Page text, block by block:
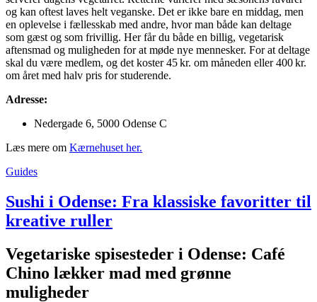
og kan oftest laves helt veganske. Det er ikke bare en middag, men
en oplevelse i fællesskab med andre, hvor man både kan deltage
som gæst og som frivillig. Her får du både en billig, vegetarisk
aftensmad og muligheden for at møde nye mennesker. For at deltage
skal du være medlem, og det koster 45 kr. om måneden eller 400 kr.
om året med halv pris for studerende.
Adresse:
Nedergade 6, 5000 Odense C
Læs mere om Kærnehuset her.
Guides
Sushi i Odense: Fra klassiske favoritter til
kreative ruller
Vegetariske spisesteder i Odense: Café
Chino lækker mad med grønne
muligheder